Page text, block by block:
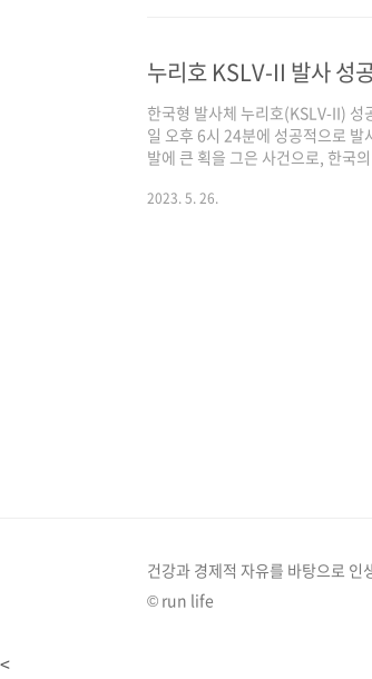
누리호 KSLV-II 발사 성
한국형 발사체 누리호(KSLV-II)
일 오후 6시 24분에 성공적으로
발에 큰 획을 그은 사건으로, 한국
은 75톤급 엔진 1기로 이루어져 있
2023. 5. 26.
건강과 경제적 자유를 바탕으로 인
© run life
<